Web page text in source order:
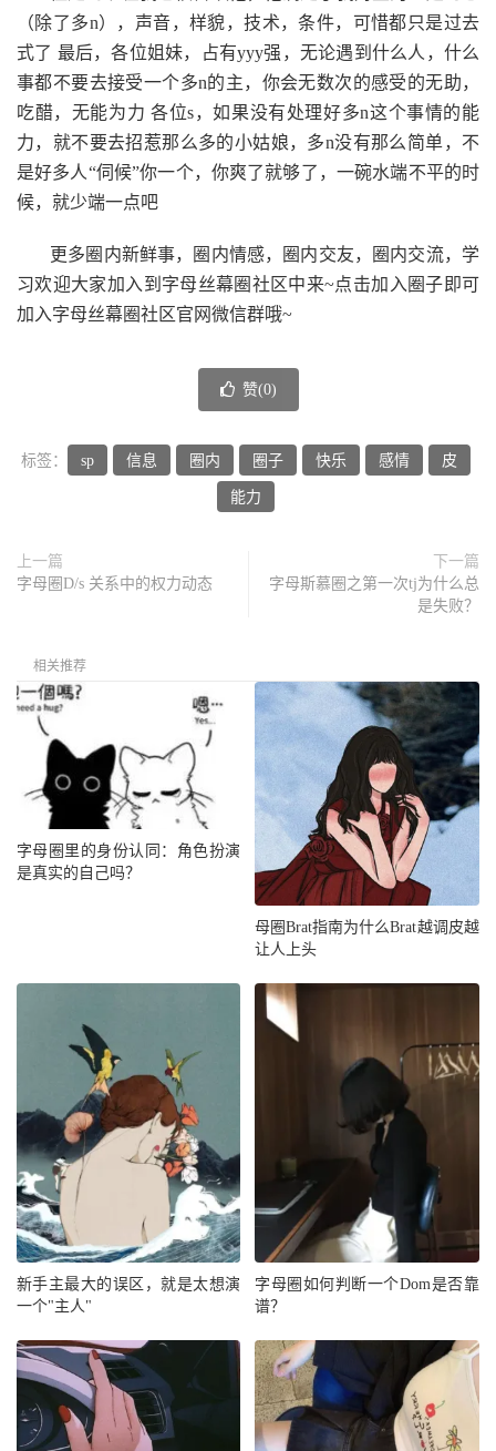
（除了多n），声音，样貌，技术，条件，可惜都只是过去
式了 最后，各位姐妹，占有yyy强，无论遇到什么人，什么
事都不要去接受一个多n的主，你会无数次的感受的无助，
吃醋，无能为力 各位s，如果没有处理好多n这个事情的能
力，就不要去招惹那么多的小姑娘，多n没有那么简单，不
是好多人“伺候”你一个，你爽了就够了，一碗水端不平的时
候，就少端一点吧
更多圈内新鲜事，圈内情感，圈内交友，圈内交流，学
习欢迎大家加入到字母丝幕圈社区中来~点击加入圈子即可
加入字母丝幕圈社区官网微信群哦~
赞(0)
标签： sp 信息 圈内 圈子 快乐 感情 皮
能力
上一篇
字母圈D/s 关系中的权力动态
下一篇
字母斯慕圈之第一次tj为什么总
是失败？
相关推荐
字母圈里的身份认同：角色扮演
是真实的自己吗？
母圈Brat指南为什么Brat越调皮越
让人上头
新手主最大的误区，就是太想演
一个"主人"
字母圈如何判断一个Dom是否靠
谱？